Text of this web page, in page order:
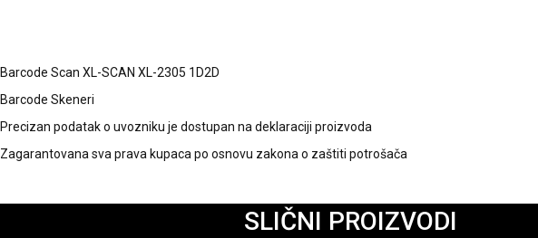
Barcode Scan XL-SCAN XL-2305 1D2D
Barcode Skeneri
Precizan podatak o uvozniku je dostupan na deklaraciji proizvoda
Zagarantovana sva prava kupaca po osnovu zakona o zaštiti potrošača
SLIČNI PROIZVODI